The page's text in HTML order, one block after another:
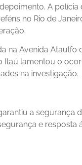
A
no Rio de
na Avenida
Itaú lamentou o
na investigação.
a segurança
e resposta